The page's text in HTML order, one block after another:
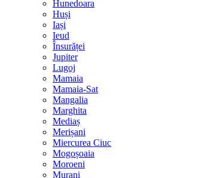
Hunedoara
Huși
Iași
Ieud
Însurăței
Jupiter
Lugoj
Mamaia
Mamaia-Sat
Mangalia
Marghita
Mediaș
Merișani
Miercurea Ciuc
Mogoșoaia
Moroeni
Murani